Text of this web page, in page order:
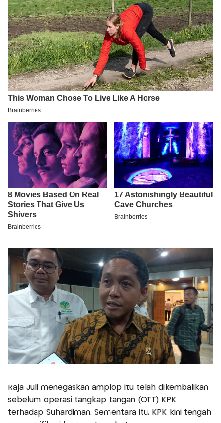
Raja Juli menegaskan amplop itu telah dikembalikan
sebelum operasi tangkap tangan (OTT) KPK
terhadap Suhardiman. Sementara itu, KPK kini tengah